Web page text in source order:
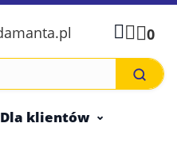
0
Dla klientów